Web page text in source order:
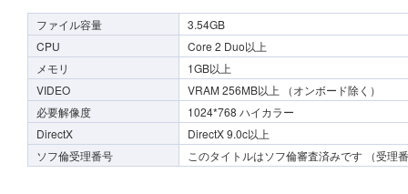
ファイル容量
3.54GB
CPU
Core 2 Duo以上
メモリ
1GB以上
VIDEO
VRAM 256MB以上 （オンボード除く）
必要解像度
1024*768 ハイカラー
DirectX
DirectX 9.0c以上
ソフ倫受理番号
このタイトルはソフ倫審査済みです （受理